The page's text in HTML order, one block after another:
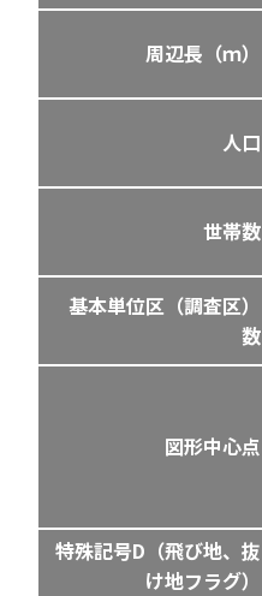
周辺長（ｍ）
人口
世帯数
基本単位区（調査区）
数
図形中心点
特殊記号D（飛び地、抜
け地フラグ）